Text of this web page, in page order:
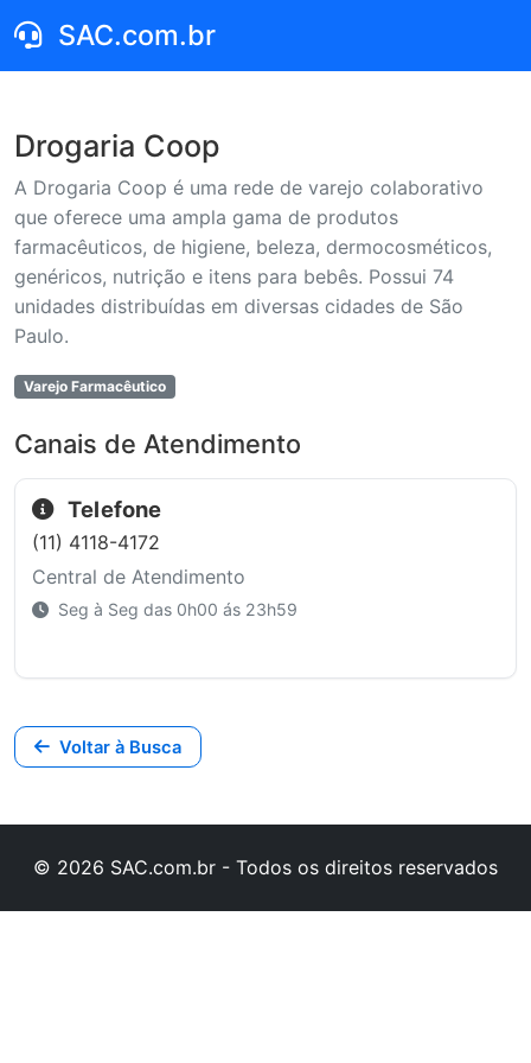
SAC.com.br
Drogaria Coop
A Drogaria Coop é uma rede de varejo colaborativo
que oferece uma ampla gama de produtos
farmacêuticos, de higiene, beleza, dermocosméticos,
genéricos, nutrição e itens para bebês. Possui 74
unidades distribuídas em diversas cidades de São
Paulo.
Varejo Farmacêutico
Canais de Atendimento
Telefone
(11) 4118-4172
Central de Atendimento
Seg à Seg das 0h00 ás 23h59
Voltar à Busca
© 2026 SAC.com.br - Todos os direitos reservados